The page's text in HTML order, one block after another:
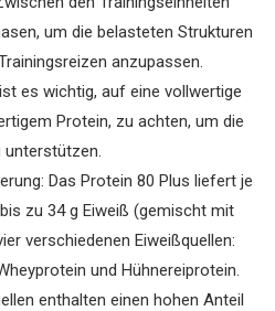
um die belasteten Strukturen
anzupassen.
es wichtig, auf eine vollwertige
Protein, zu achten, um die
unterstützen.
Das Protein 80 Plus liefert je
zu 34 g Eiweiß (gemischt mit
verschiedenen Eiweißquellen:
und Hühnereiprotein.
enthalten einen hohen Anteil